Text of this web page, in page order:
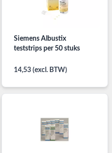
Siemens Albustix
teststrips per 50 stuks
14,53 (excl. BTW)